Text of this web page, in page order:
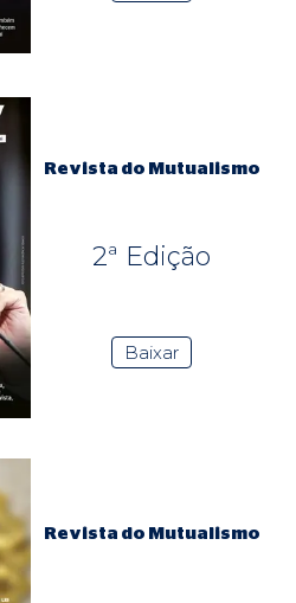
Revista do Mutualismo
2ª Edição
Baixar
Revista do Mutualismo